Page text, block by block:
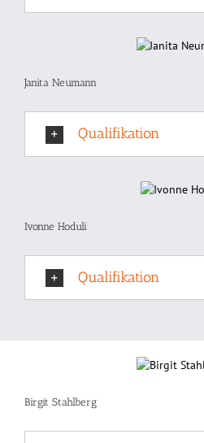
Janita Neumann
Qualifikation
Ivonne Hoduli
Qualifikation
Birgit Stahlberg